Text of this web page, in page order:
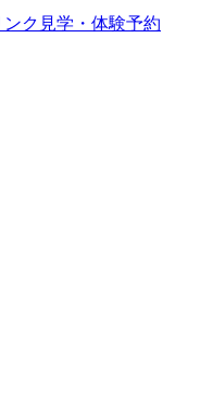
見学・体験予約